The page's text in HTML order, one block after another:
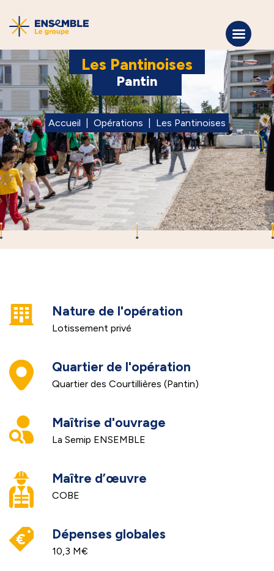
Les Pantinoises
Pantin
Accueil Opérations Les Pantinoises
Nature de l'opération
Lotissement privé
Quartier de l'opération
Quartier des Courtillières (Pantin)
Maîtrise d'ouvrage
La Semip ENSEMBLE
Maître d’œuvre
COBE
Dépenses globales
10,3 M€